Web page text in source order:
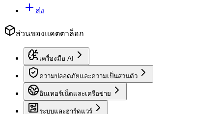
ส่ง
ส่วนของแคตตาล็อก
เครื่องมือ AI
ความปลอดภัยและความเป็นส่วนตัว
อินเทอร์เน็ตและเครือข่าย
ระบบและฮาร์ดแวร์